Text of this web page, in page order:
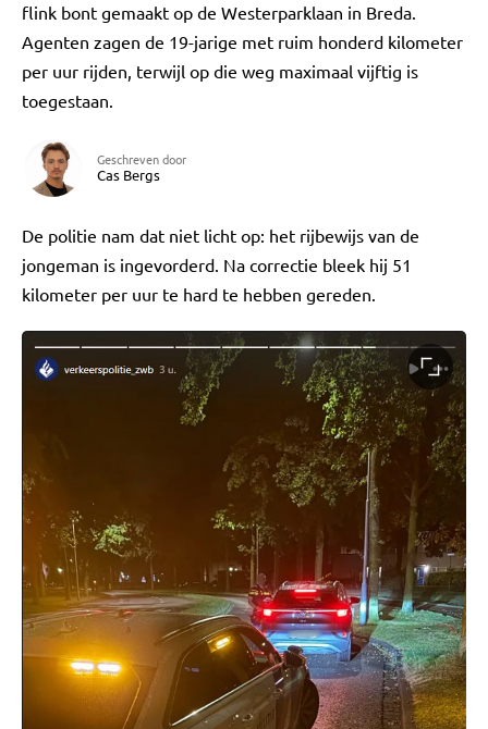
flink bont gemaakt op de Westerparklaan in Breda.
Agenten zagen de 19-jarige met ruim honderd kilometer
per uur rijden, terwijl op die weg maximaal vijftig is
toegestaan.
Geschreven door
Cas Bergs
De politie nam dat niet licht op: het rijbewijs van de
jongeman is ingevorderd. Na correctie bleek hij 51
kilometer per uur te hard te hebben gereden.